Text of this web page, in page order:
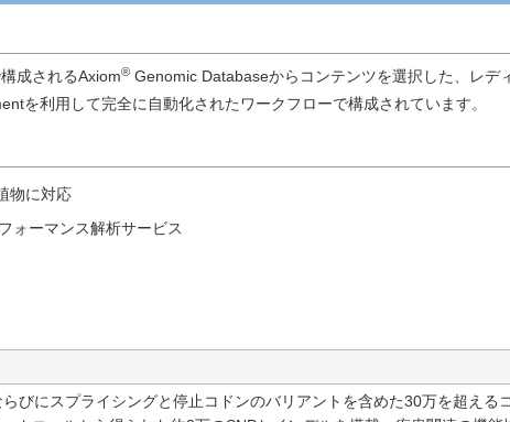
成されるAxiom® Genomic Databaseからコンテンツを選択した、レ
を利用して完全に自動化されたワークフローで構成されています。
物に対応
ォーマンス解析サービス
びにスプライシングと停止コドンのバリアントを含めた30万を超える